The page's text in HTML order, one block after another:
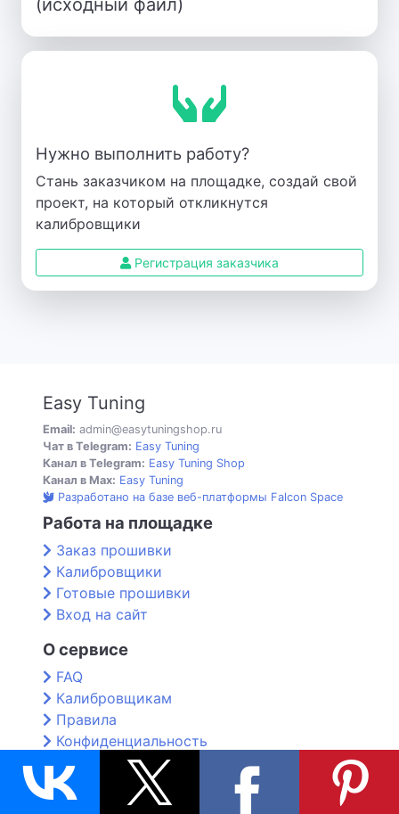
(исходный файл)
Нужно выполнить работу?
Стань заказчиком на площадке, создай свой
проект, на который откликнутся
калибровщики
Регистрация заказчика
Easy Tuning
Email: admin@easytuningshop.ru
Чат в Telegram: Easy Tuning
Канал в Telegram: Easy Tuning Shop
Канал в Max: Easy Tuning
Разработано на базе веб-платформы Falcon Space
Работа на площадке
Заказ прошивки
Калибровщики
Готовые прошивки
Вход на сайт
О сервисе
FAQ
Калибровщикам
Правила
Конфиденциальность
Контакты